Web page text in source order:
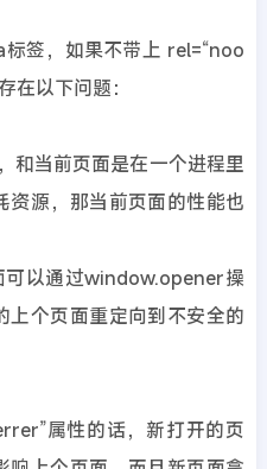
签，如果不带上 rel=“noo
以下问题：
和当前页面是在一个进程里
资源，那当前页面的性能也
以通过window.opener操
上个页面重定向到不安全的
属性的话，新打开的页